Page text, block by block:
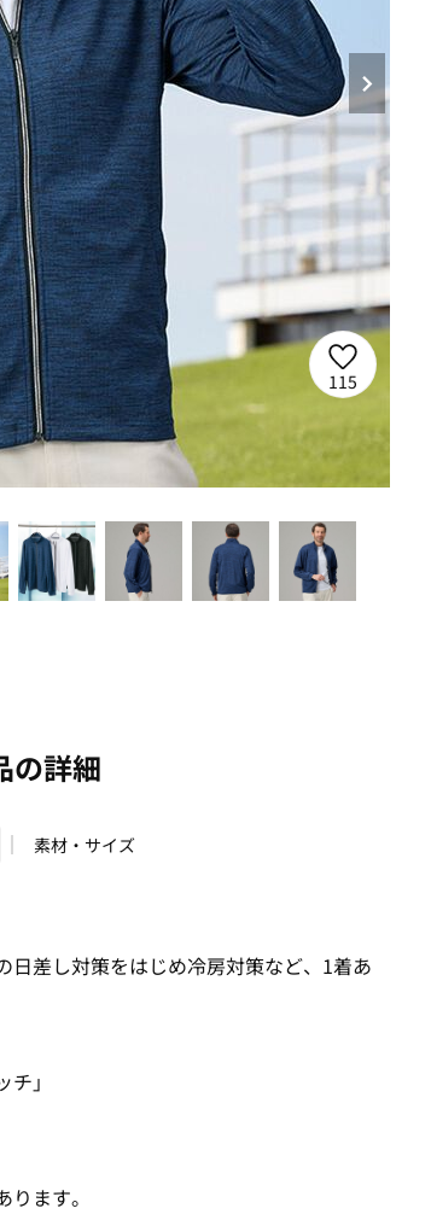
115
の詳細
素材・サイズ
差し対策をはじめ冷房対策など、1着あ
」
ます。